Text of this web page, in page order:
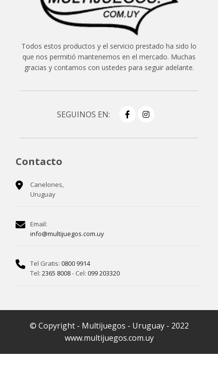
Todos estos productos y el servicio prestado ha sido lo
que nos permitió mantenernos en el mercado. Muchas
gracias y contamos con ustedes para seguir adelante.
SEGUINOS EN:
Contacto
Canelones,
Uruguay
Email:
info@multijuegos.com.uy
Tel Gratis: 0800 9914
Tel: 2365 8008- Cel: 099 203320
© Copyright - Multijuegos - Uruguay - 2022
www.multijuegos.com.uy